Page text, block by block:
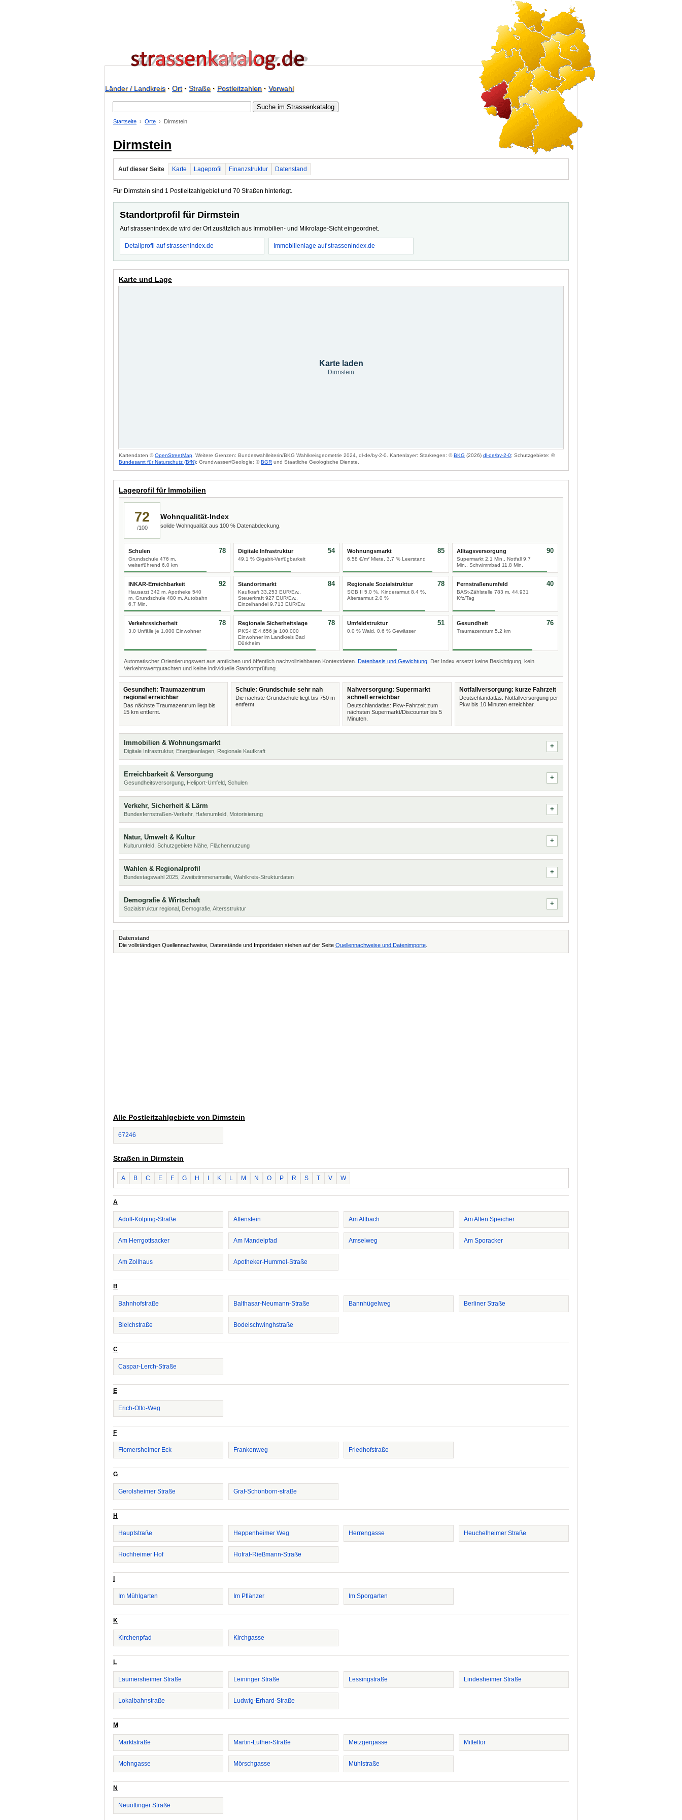
Länder / Landkreis· Ort· Straße· Postleitzahlen· Vorwahl
Startseite Orte Dirmstein
Dirmstein
Auf dieser Seite Karte Lageprofil Finanzstruktur Datenstand
Für Dirmstein sind 1 Postleitzahlgebiet und 70 Straßen hinterlegt.
Standortprofil für Dirmstein
Auf strassenindex.de wird der Ort zusätzlich aus Immobilien- und Mikrolage-Sicht eingeordnet.
Detailprofil auf strassenindex.de Immobilienlage auf strassenindex.de
Karte und Lage
Karte laden
Dirmstein
Kartendaten ©OpenStreetMap . Weitere Grenzen: Bundeswahlleiterin/BKG Wahlkreisgeometrie 2024, dl-de/by-2-0. Kartenlayer: Starkregen: ©BKG (2026) dl-de/by-2-0; Schutzgebiete: ©
Bundesamt für Naturschutz (BfN); Grundwasser/Geologie: ©BGR und Staatliche Geologische Dienste.
Lageprofil für Immobilien
72
/100
Wohnqualität-Index
solide Wohnqualität aus 100 % Datenabdeckung.
Schulen
Grundschule 476 m,
weiterführend 6,0 km
78 Digitale Infrastruktur
49,1 % Gigabit-Verfügbarkeit
54 Wohnungsmarkt
6,58 €/m² Miete, 3,7 % Leerstand
85 Alltagsversorgung
Supermarkt 2,1 Min., Notfall 9,7
Min., Schwimmbad 11,8 Min.
90
INKAR-Erreichbarkeit
Hausarzt 342 m, Apotheke 540
m, Grundschule 480 m, Autobahn
6,7 Min.
92 Standortmarkt
Kaufkraft 33.253 EUR/Ew.,
Steuerkraft 927 EUR/Ew.,
Einzelhandel 9.713 EUR/Ew.
84 Regionale Sozialstruktur
SGB II 5,0 %, Kinderarmut 8,4 %,
Altersarmut 2,0 %
78 Fernstraßenumfeld
BASt-Zählstelle 783 m, 44.931
Kfz/Tag
40
Verkehrssicherheit
3,0 Unfälle je 1.000 Einwohner
78 Regionale Sicherheitslage
PKS-HZ 4.656 je 100.000
Einwohner im Landkreis Bad
Dürkheim
78 Umfeldstruktur
0,0 % Wald, 0,6 % Gewässer
51 Gesundheit
Traumazentrum 5,2 km
76
Automatischer Orientierungswert aus amtlichen und öffentlich nachvollziehbaren Kontextdaten. Datenbasis und Gewichtung . Der Index ersetzt keine Besichtigung, kein
Verkehrswertgutachten und keine individuelle Standortprüfung.
Gesundheit: Traumazentrum
regional erreichbar
Das nächste Traumazentrum liegt bis
15 km entfernt.
Schule: Grundschule sehr nah
Die nächste Grundschule liegt bis 750 m
entfernt.
Nahversorgung: Supermarkt
schnell erreichbar
Deutschlandatlas: Pkw-Fahrzeit zum
nächsten Supermarkt/Discounter bis 5
Minuten.
Notfallversorgung: kurze Fahrzeit
Deutschlandatlas: Notfallversorgung per
Pkw bis 10 Minuten erreichbar.
Immobilien & Wohnungsmarkt
Digitale Infrastruktur, Energieanlagen, Regionale Kaufkraft
Erreichbarkeit & Versorgung
Gesundheitsversorgung, Heliport-Umfeld, Schulen
Verkehr, Sicherheit & Lärm
Bundesfernstraßen-Verkehr, Hafenumfeld, Motorisierung
Natur, Umwelt & Kultur
Kulturumfeld, Schutzgebiete Nähe, Flächennutzung
Wahlen & Regionalprofil
Bundestagswahl 2025, Zweitstimmenanteile, Wahlkreis-Strukturdaten
Demografie & Wirtschaft
Sozialstruktur regional, Demografie, Altersstruktur
Datenstand
Die vollständigen Quellennachweise, Datenstände und Importdaten stehen auf der Seite Quellennachweise und Datenimporte
Alle Postleitzahlgebiete von Dirmstein
67246
Straßen in Dirmstein
A B C E F G H K L M N O P R S T V W
A
Adolf-Kolping-Straße Affenstein Am Altbach Am Alten Speicher
Am Herrgottsacker Am Mandelpfad Amselweg Am Sporacker
Am Zollhaus Apotheker-Hummel-Straße
B
Bahnhofstraße Balthasar-Neumann-Straße Bannhügelweg Berliner Straße
Bleichstraße Bodelschwinghstraße
C
Caspar-Lerch-Straße
E
Erich-Otto-Weg
F
Flomersheimer Eck Frankenweg Friedhofstraße
G
Gerolsheimer Straße Graf-Schönborn-straße
H
Hauptstraße Heppenheimer Weg Herrengasse Heuchelheimer Straße
Hochheimer Hof Hofrat-Rießmann-Straße
Im Mühlgarten Im Pflänzer Im Sporgarten
K
Kirchenpfad Kirchgasse
L
Laumersheimer Straße Leininger Straße Lessingstraße Lindesheimer Straße
Lokalbahnstraße Ludwig-Erhard-Straße
M
Marktstraße Martin-Luther-Straße Metzgergasse Mitteltor
Mohngasse Mörschgasse Mühlstraße
N
Neuöttinger Straße